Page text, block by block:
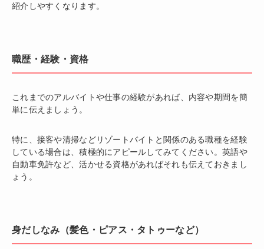
紹介しやすくなります。
職歴・経験・資格
これまでのアルバイトや仕事の経験があれば、内容や期間を簡
単に伝えましょう。
特に、接客や清掃などリゾートバイトと関係のある職種を経験
している場合は、積極的にアピールしてみてください。英語や
自動車免許など、活かせる資格があればそれも伝えておきまし
ょう。
身だしなみ（髪色・ピアス・タトゥーなど）